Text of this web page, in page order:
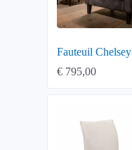
Fauteuil Chelsey
€ 795,00